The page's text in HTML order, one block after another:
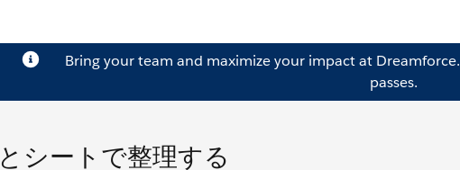
Bring your team and maximize your impact at Dreamforce.
passes.
シートで整理する